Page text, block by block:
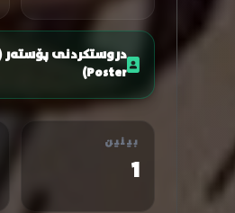
Poster)
بینین
1